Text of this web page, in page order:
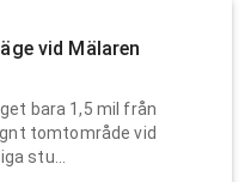
vid Mälaren
bara 1,5 mil från
tomtområde vid
stu...